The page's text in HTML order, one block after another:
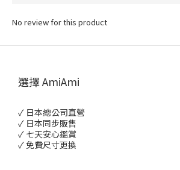
No review for this product
選擇 AmiAmi
✓ 日本總公司直營
✓ 日本同步販售
✓ 七天安心鑑賞
✓ 免費尺寸更換